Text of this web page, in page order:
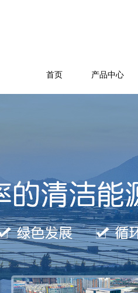
首页 产品中心